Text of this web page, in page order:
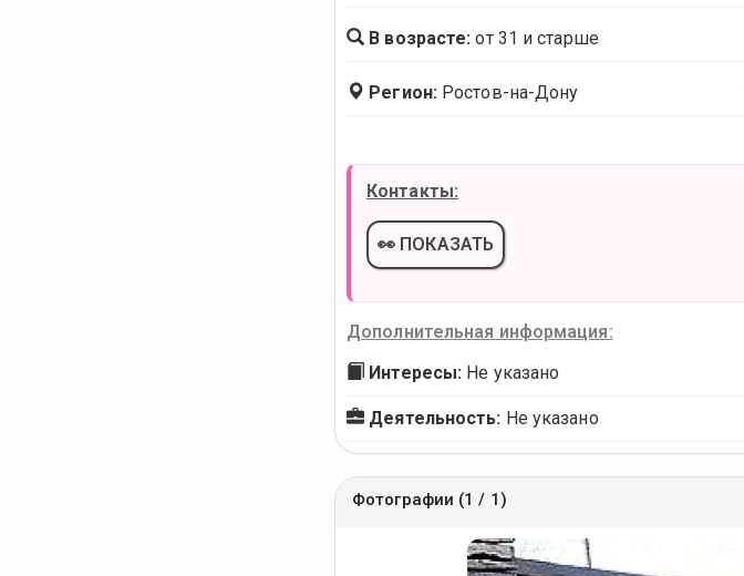
В возрасте: от 31 и старше
Регион: Ростов-на-Дону
Контакты:
👀 ПОКАЗАТЬ
Дополнительная информация:
Интересы: Не указано
Деятельность: Не указано
Фотографии (1 / 1)